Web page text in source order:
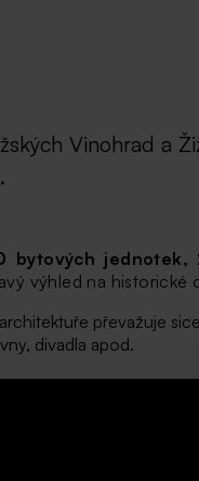
Vinohrad a
bytových
výhled na historické
převažuje
divadla apod.